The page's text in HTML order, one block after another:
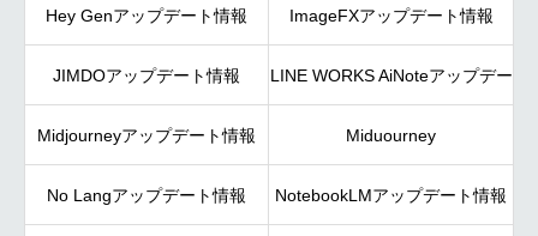
Hey Genアップデート情報 ImageFXアップデート情報
JIMDOアップデート情報 LINE WORKS AiNoteアップデー
ト情報
Midjourneyアップデート情報 Miduourney
No Langアップデート情報 NotebookLMアップデート情報